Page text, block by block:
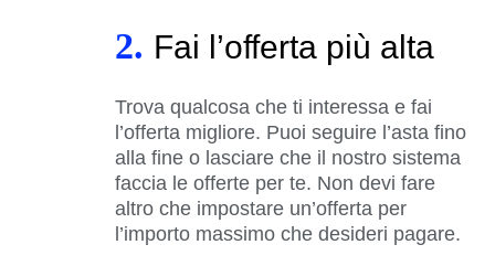
2. Fai l’offerta più alta
Trova qualcosa che ti interessa e fai
l’offerta migliore. Puoi seguire l’asta fino
alla fine o lasciare che il nostro sistema
faccia le offerte per te. Non devi fare
altro che impostare un’offerta per
l’importo massimo che desideri pagare.